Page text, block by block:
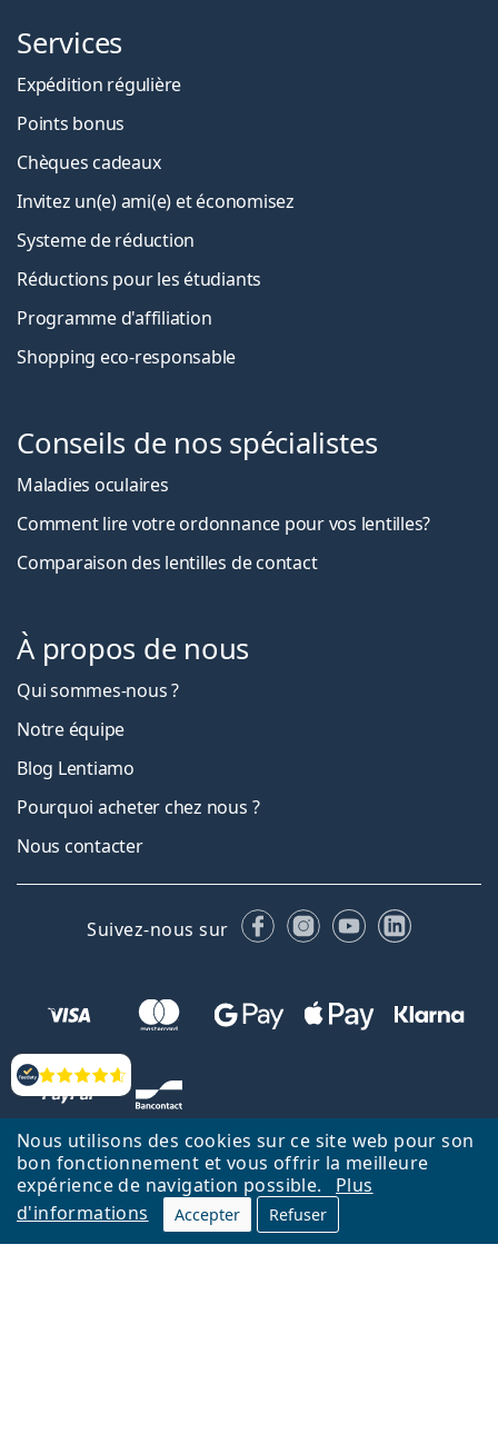
Nous utilisons des cookies sur ce site web pour son
bon fonctionnement et vous offrir la meilleure
expérience de navigation possible.
Plus
d'informations
Accepter Refuser
Évaluation
Services
Expédition régulière
Points bonus
Chèques cadeaux
Invitez un(e) ami(e) et économisez
Systeme de réduction
Réductions pour les étudiants
Programme d'affiliation
Shopping eco-responsable
Conseils de nos spécialistes
Maladies oculaires
Comment lire votre ordonnance pour vos lentilles?
Comparaison des lentilles de contact
À propos de nous
Qui sommes-nous ?
Notre équipe
Blog Lentiamo
Pourquoi acheter chez nous ?
Nous contacter
Suivez-nous sur FacebookInstagram
YouTubeLinkedIn
Retour à la page d'accueil Haut
Nederlands